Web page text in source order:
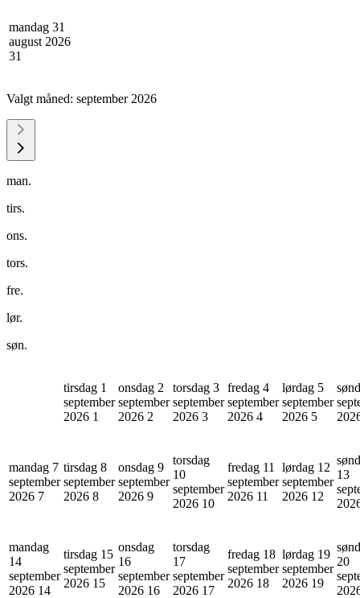
mandag 31
august 2026
31
Valgt måned: september 2026
man.
tirs.
ons.
tors.
fre.
lør.
søn.
tirsdag 1
september
2026 1
onsdag 2
september
2026 2
torsdag 3
september
2026 3
fredag 4
september
2026 4
lørdag 5
september
2026 5
mandag 7
september
2026 7
tirsdag 8
september
2026 8
onsdag 9
september
2026 9
torsdag
10
september
2026 10
fredag 11
september
2026 11
lørdag 12
september
2026 12
13
mandag
14
september
2026 14
tirsdag 15
september
2026 15
onsdag
16
september
2026 16
torsdag
17
september
2026 17
fredag 18
september
2026 18
lørdag 19
september
2026 19
20